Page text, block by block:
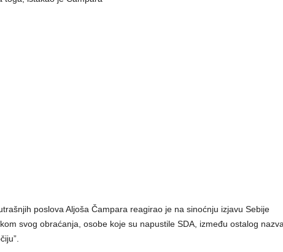
poslova Aljoša Čampara reagirao je na sinoćnju izjavu Sebije
svog obraćanja, osobe koje su napustile SDA, između ostalog